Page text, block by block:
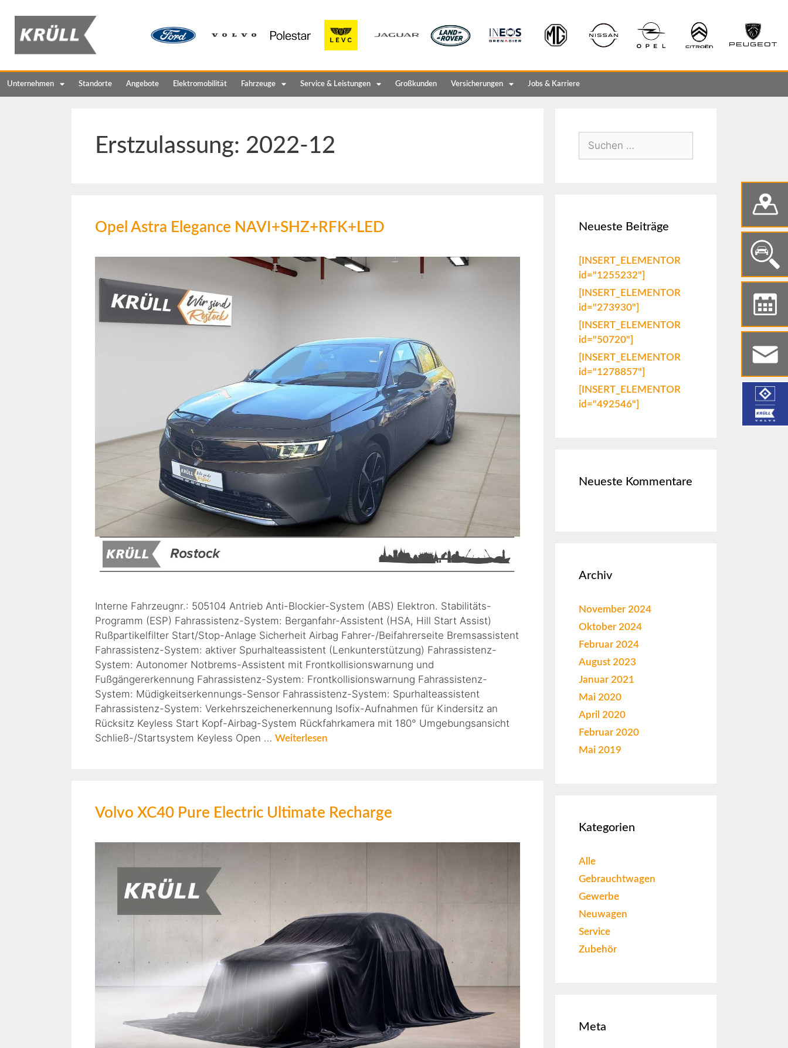
Unternehmen Standorte Angebote Elektromobilität Fahrzeuge Service & Leistungen Großkunden Versicherungen Jobs & Karriere
Erstzulassung: 2022-12
Opel Astra Elegance NAVI+SHZ+RFK+LED
Interne Fahrzeugnr.: 505104 Antrieb Anti-Blockier-System (ABS) Elektron. Stabilitäts-
Programm (ESP) Fahrassistenz-System: Berganfahr-Assistent (HSA, Hill Start Assist)
Rußpartikelfilter Start/Stop-Anlage Sicherheit Airbag Fahrer-/Beifahrerseite Bremsassistent
Fahrassistenz-System: aktiver Spurhalteassistent (Lenkunterstützung) Fahrassistenz-
System: Autonomer Notbrems-Assistent mit Frontkollisionswarnung und
Fußgängererkennung Fahrassistenz-System: Frontkollisionswarnung Fahrassistenz-
System: Müdigkeitserkennungs-Sensor Fahrassistenz-System: Spurhalteassistent
Fahrassistenz-System: Verkehrszeichenerkennung Isofix-Aufnahmen für Kindersitz an
Rücksitz Keyless Start Kopf-Airbag-System Rückfahrkamera mit 180° Umgebungsansicht
Schließ-/Startsystem Keyless Open … Weiterlesen
Volvo XC40 Pure Electric Ultimate Recharge
Neueste Beiträge
[INSERT_ELEMENTOR
id="1255232"]
[INSERT_ELEMENTOR
id="273930"]
[INSERT_ELEMENTOR
id="50720"]
[INSERT_ELEMENTOR
id="1278857"]
[INSERT_ELEMENTOR
id="492546"]
Neueste Kommentare
Archiv
November 2024
Oktober 2024
Februar 2024
August 2023
Januar 2021
Mai 2020
April 2020
Februar 2020
Mai 2019
Kategorien
Alle
Gebrauchtwagen
Gewerbe
Neuwagen
Service
Zubehör
Meta